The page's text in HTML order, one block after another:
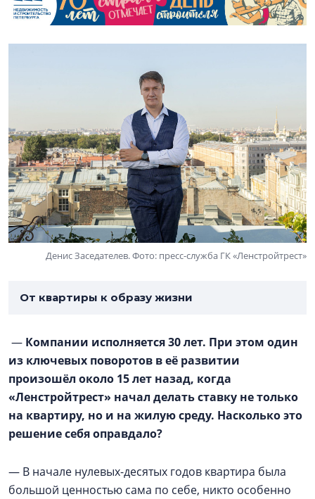
Денис Заседателев. Фото: пресс-служба ГК «Ленстройтрест»
От квартиры к образу жизни
— Компании исполняется 30 лет. При этом один
из ключевых поворотов в её развитии
произошёл около 15 лет назад, когда
«Ленстройтрест» начал делать ставку не только
на квартиру, но и на жилую среду. Насколько это
решение себя оправдало?
— В начале нулевых-десятых годов квартира была
большой ценностью сама по себе, никто особенно